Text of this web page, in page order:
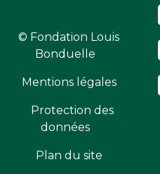
© Fondation Louis
Bonduelle
Mentions légales
Protection des
données
Plan du site